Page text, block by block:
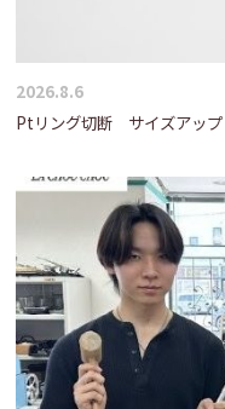
2026.8.6
Ptリング切断 サイズアップ